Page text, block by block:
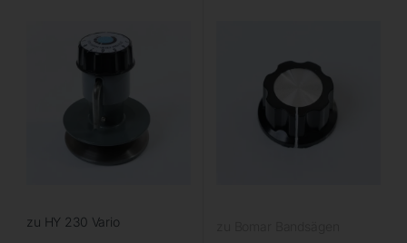
zu HY 230 Vario